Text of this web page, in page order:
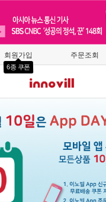
회원가입
6종 쿠폰
주문조회